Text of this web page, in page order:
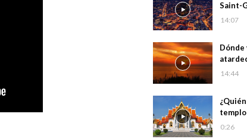
Saint-
14:07
Dónde
14:44
0:26